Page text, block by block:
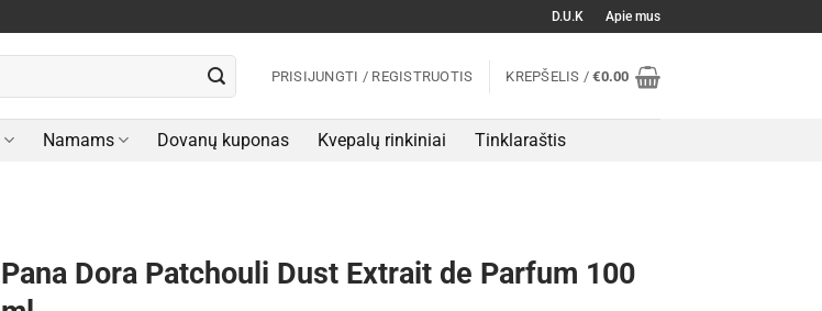
D.U.K Apie mus
PRISIJUNGTI / REGISTRUOTIS KREPŠELIS /€0.00
Namams Dovanų kuponas Kvepalų rinkiniai Tinklaraštis
Pana Dora Patchouli Dust Extrait de Parfum 100